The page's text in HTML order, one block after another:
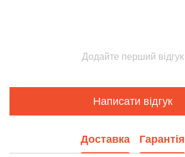
Додайте перший відгук
Написати відгук
Доставка Гарантія